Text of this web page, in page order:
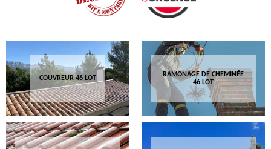
COUVREUR 46 LOT
RAMONAGE DE CHEMINÉE
46 LOT